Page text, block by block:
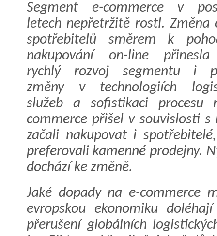
Segment e-commerce v
letech nepřetržitě rostl. Změna
spotřebitelů směrem k
nakupování on-line
rychlý rozvoj segmentu i
změny v technologiích
služeb a sofistikaci procesu
commerce přišel v souvislosti
začali nakupovat i
preferovali kamenné prodejny.
dochází ke změně.
Jaké dopady na e-commerce
evropskou ekonomiku
přerušení globálních